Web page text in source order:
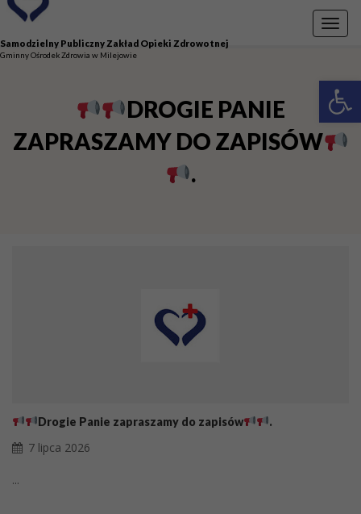
Samodzielny Publiczny Zakład Opieki Zdrowotnej
Gminny Ośrodek Zdrowia w Milejowie
DROGIE PANIE
ZAPRASZAMY DO ZAPISÓW
.
Drogie Panie zapraszamy do zapisów .
7 lipca 2026
...